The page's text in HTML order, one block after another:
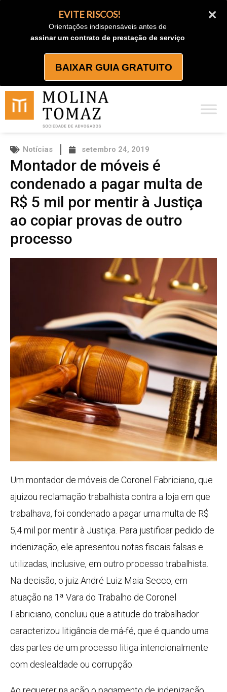
EVITE RISCOS!
Orientações indispensáveis antes de
assinar um contrato de prestação de serviço
BAIXAR GUIA GRATUITO
Notícias setembro 24, 2019
Montador de móveis é
condenado a pagar multa de
R$ 5 mil por mentir à Justiça
ao copiar provas de outro
processo
Um montador de móveis de Coronel Fabriciano, que
ajuizou reclamação trabalhista contra a loja em que
trabalhava, foi condenado a pagar uma multa de R$
5,4 mil por mentir à Justiça. Para justificar pedido de
indenização, ele apresentou notas fiscais falsas e
utilizadas, inclusive, em outro processo trabalhista.
Na decisão, o juiz André Luiz Maia Secco, em
atuação na 1ª Vara do Trabalho de Coronel
Fabriciano, concluiu que a atitude do trabalhador
caracterizou litigância de má-fé, que é quando uma
das partes de um processo litiga intencionalmente
com deslealdade ou corrupção.